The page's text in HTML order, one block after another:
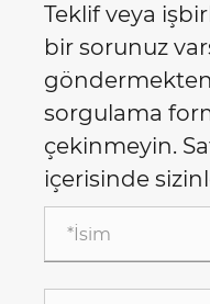
Teklif veya
bir sorunuz
sorgulama
çekinmeyin.
içerisinde